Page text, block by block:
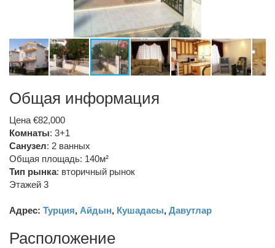
Общая информация
Цена €82,000
Комнаты: 3+1
Санузел: 2 ванных
Общая площадь: 140м²
Тип рынка: вторичный рынок
Этажей 3
Адрес: Турция, Айдын, Кушадасы, Давутлар
Расположение